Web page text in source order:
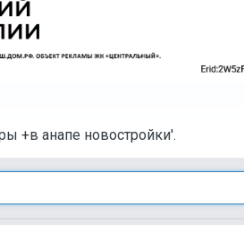
+в анапе новостройки'.